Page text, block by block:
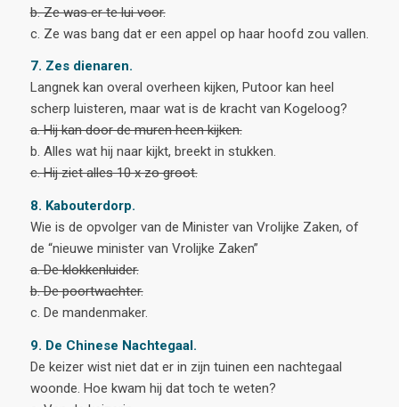
b. Ze was er te lui voor.
c. Ze was bang dat er een appel op haar hoofd zou vallen.
7. Zes dienaren.
Langnek kan overal overheen kijken, Putoor kan heel
scherp luisteren, maar wat is de kracht van Kogeloog?
a. Hij kan door de muren heen kijken.
b. Alles wat hij naar kijkt, breekt in stukken.
c. Hij ziet alles 10 x zo groot.
8. Kabouterdorp.
Wie is de opvolger van de Minister van Vrolijke Zaken, of
de “nieuwe minister van Vrolijke Zaken”
a. De klokkenluider.
b. De poortwachter.
c. De mandenmaker.
9. De Chinese Nachtegaal.
De keizer wist niet dat er in zijn tuinen een nachtegaal
woonde. Hoe kwam hij dat toch te weten?